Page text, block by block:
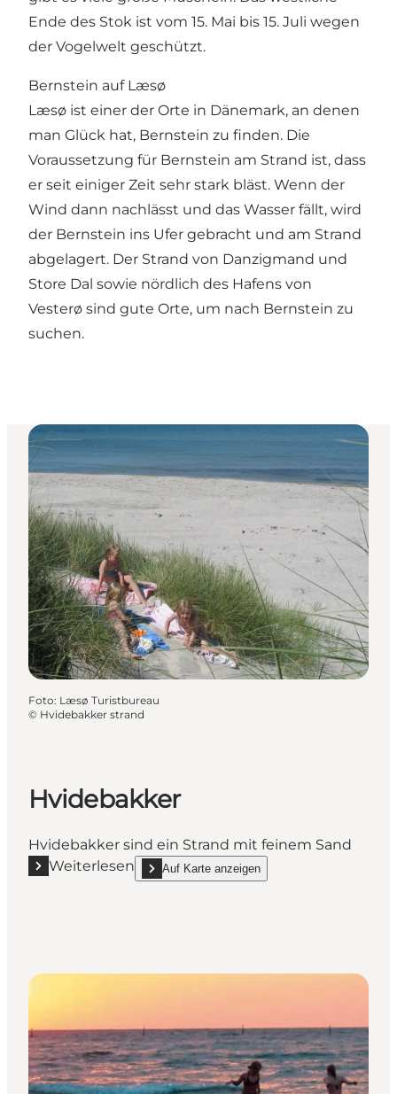
Ende des Stok ist vom 15. Mai bis 15. Juli wegen
der Vogelwelt geschützt.
Bernstein auf Læsø
Læsø ist einer der Orte in Dänemark, an denen
man Glück hat, Bernstein zu finden. Die
Voraussetzung für Bernstein am Strand ist, dass
er seit einiger Zeit sehr stark bläst. Wenn der
Wind dann nachlässt und das Wasser fällt, wird
der Bernstein ins Ufer gebracht und am Strand
abgelagert. Der Strand von Danzigmand und
Store Dal sowie nördlich des Hafens von
Vesterø sind gute Orte, um nach Bernstein zu
suchen.
Foto: Læsø Turistbureau
© Hvidebakker strand
Hvidebakker
Hvidebakker sind ein Strand mit feinem Sand
Weiterlesen
Mehr erfahren "Hvidebakker"
Auf Karte anzeigen
show Hvidebakker on_map